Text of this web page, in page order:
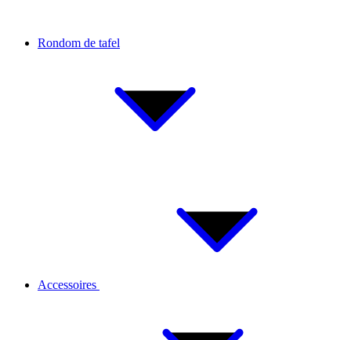
Rondom de tafel
Accessoires